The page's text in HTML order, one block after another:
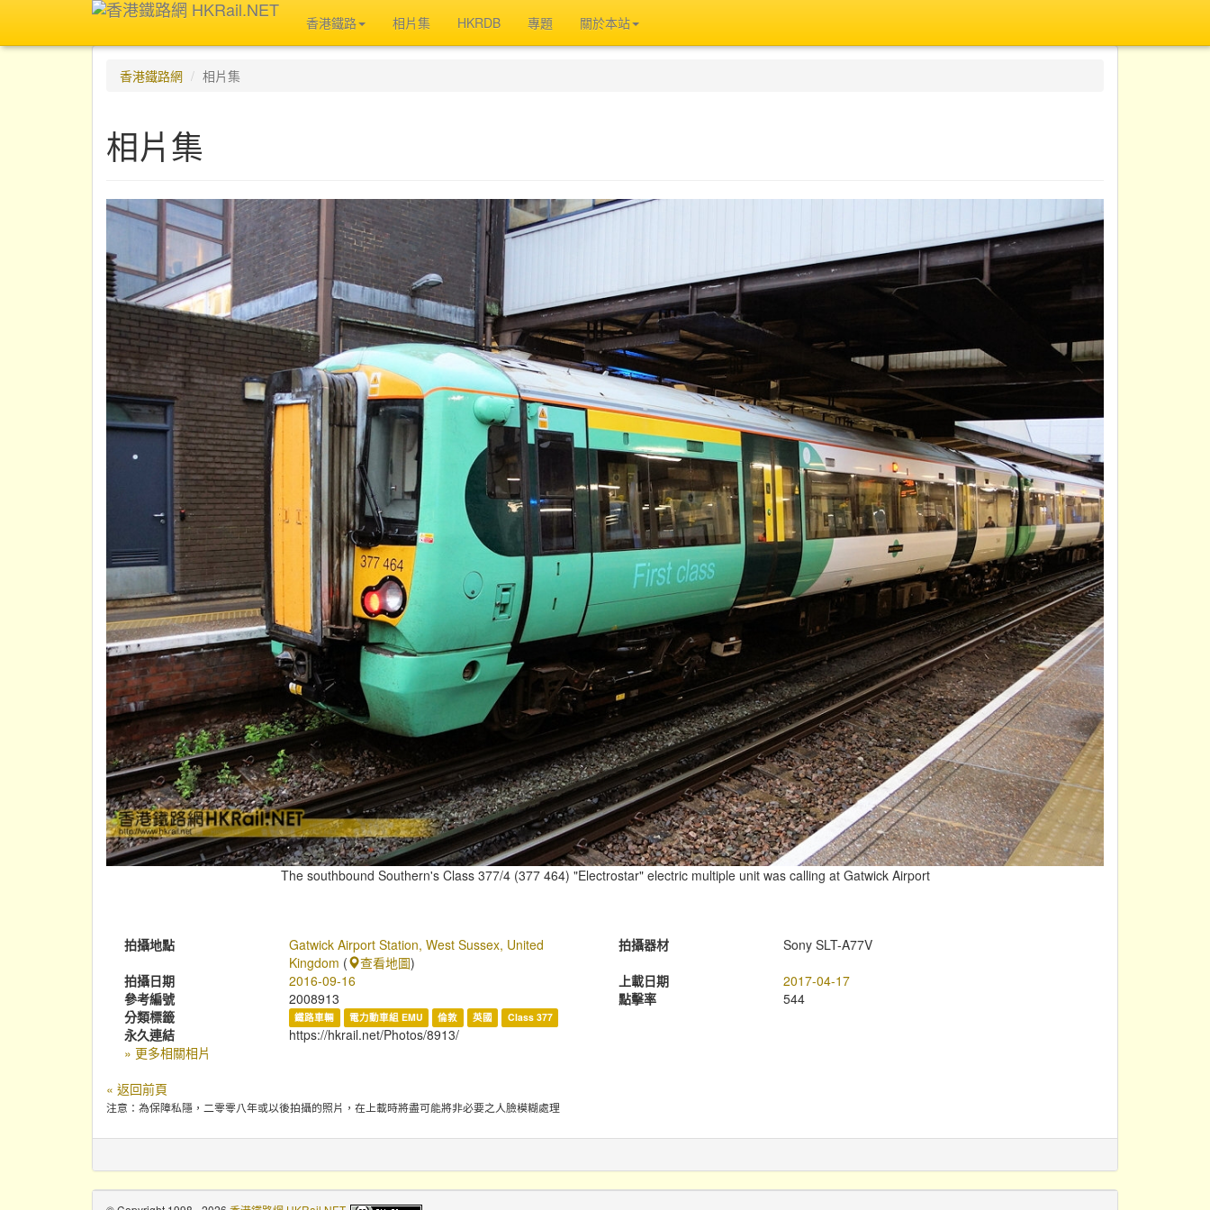
香港鐵路 相片集 HKRDB 專題 關於本站
香港鐵路網 相片集
相片集
The southbound Southern's Class 377/4 (377 464) "Electrostar" electric multiple unit was calling at Gatwick Airport
拍攝地點
Gatwick Airport Station, West Sussex, United
Kingdom ( 查看地圖)
拍攝器材
Sony SLT-A77V
拍攝日期
2016-09-16 上載日期
2017-04-17
參考編號
2008913 點擊率
544
分類標籤
鐵路車輛 電力動車組 EMU 倫敦 英國 Class 377
永久連結
https://hkrail.net/Photos/8913/
» 更多相關相片
« 返回前頁
注意：為保障私隱，二零零八年或以後拍攝的照片，在上載時將盡可能將非必要之人臉模糊處理